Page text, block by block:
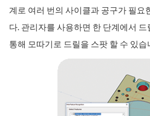
계로 여러 번의 사이클과 공구가 필요
다. 관리자를 사용하면 한 단계에서
통해 모따기로 드릴을 스팟 할 수 있습